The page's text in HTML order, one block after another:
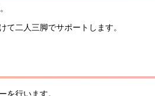
二人三脚でサポートします。
を行います。